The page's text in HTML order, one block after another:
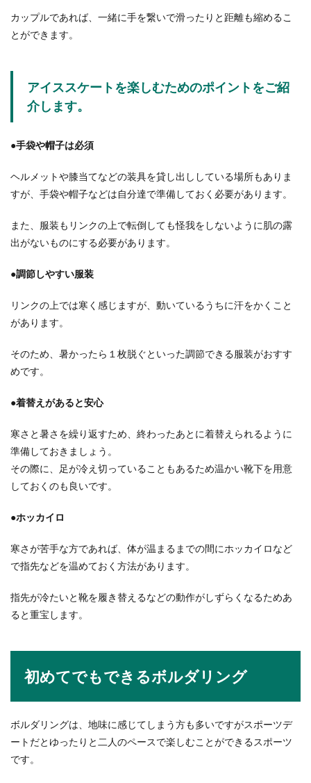
カップルであれば、一緒に手を繋いで滑ったりと距離も縮めるこ
とができます。
アイススケートを楽しむためのポイントをご紹
介します。
●手袋や帽子は必須
ヘルメットや膝当てなどの装具を貸し出ししている場所もありま
すが、手袋や帽子などは自分達で準備しておく必要があります。
また、服装もリンクの上で転倒しても怪我をしないように肌の露
出がないものにする必要があります。
●調節しやすい服装
リンクの上では寒く感じますが、動いているうちに汗をかくこと
があります。
そのため、暑かったら１枚脱ぐといった調節できる服装がおすす
めです。
●着替えがあると安心
寒さと暑さを繰り返すため、終わったあとに着替えられるように
準備しておきましょう。
その際に、足が冷え切っていることもあるため温かい靴下を用意
しておくのも良いです。
●ホッカイロ
寒さが苦手な方であれば、体が温まるまでの間にホッカイロなど
で指先などを温めておく方法があります。
指先が冷たいと靴を履き替えるなどの動作がしずらくなるためあ
ると重宝します。
初めてでもできるボルダリング
ボルダリングは、地味に感じてしまう方も多いですがスポーツデ
ートだとゆったりと二人のペースで楽しむことができるスポーツ
です。